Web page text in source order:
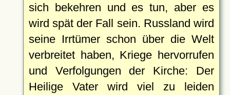
sich bekehren und es tun, aber es
wird spät der Fall sein. Russland wird
seine Irrtümer schon über die Welt
verbreitet haben, Kriege hervorrufen
und Verfolgungen der Kirche: Der
Heilige Vater wird viel zu leiden